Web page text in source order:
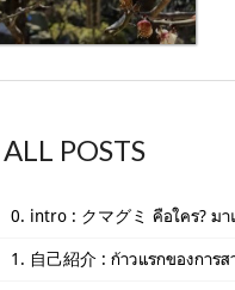
ALL POSTS
0. intro : クマグミ คือใคร? มา
1. 自己紹介 : ก้าวแรกของการ